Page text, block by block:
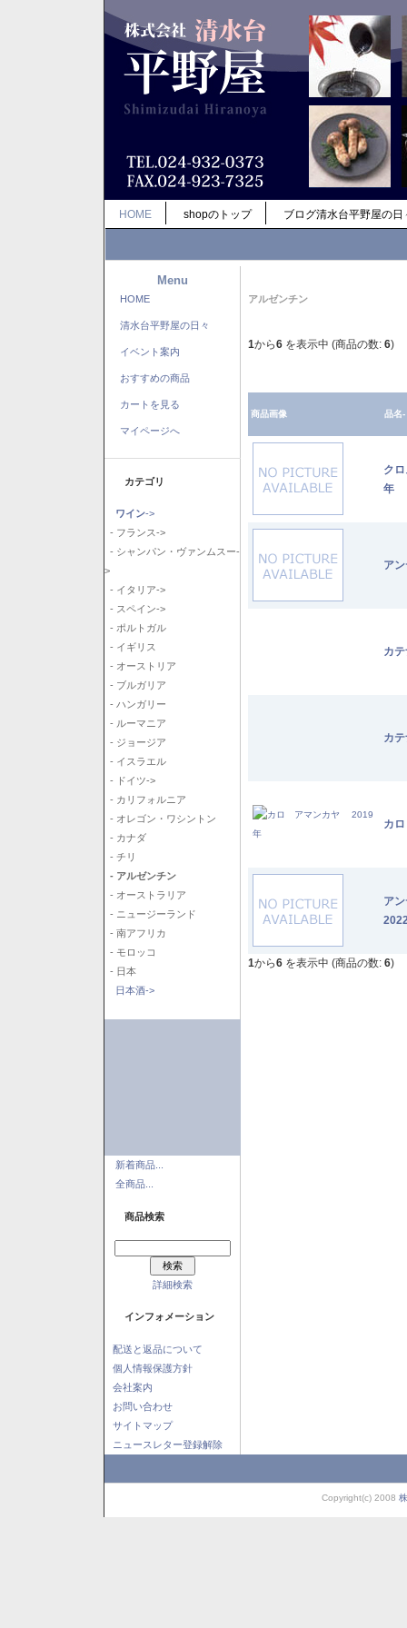
HOME shopのトップ ブログ清水台平野屋の日
Menu
HOME
清水台平野屋の日々
イベント案内
おすすめの商品
カートを見る
マイページへ
カテゴリ
ワイン->
- フランス->
- シャンパン・ヴァンムスー-
>
- イタリア->
- スペイン->
- ポルトガル
- イギリス
- オーストリア
- ブルガリア
- ハンガリー
- ルーマニア
- ジョージア
- イスラエル
- ドイツ->
- カリフォルニア
- オレゴン・ワシントン
- カナダ
- チリ
- アルゼンチン
- オーストラリア
- ニュージーランド
- 南アフリカ
- モロッコ
- 日本
日本酒->
新着商品...
全商品...
商品検索
詳細検索
インフォメーション
配送と返品について
個人情報保護方針
会社案内
お問い合わせ
サイトマップ
ニュースレター登録解除
アルゼンチン
1から6 を表示中 (商品の数: 6)
商品画像 品名-
ク
年
ア
カ
カ
カ
ア
1から6 を表示中 (商品の数: 6)
Copyright(c) 2008